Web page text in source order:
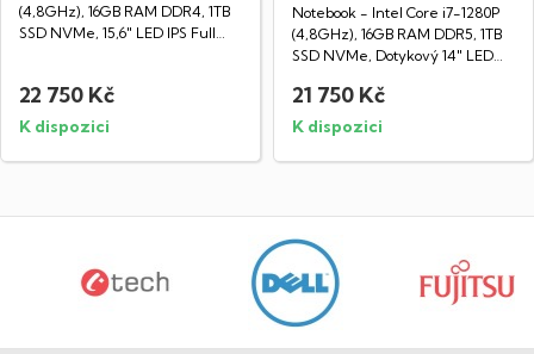
(4,8GHz), 16GB RAM DDR4, 1TB
SSD NVMe, 15,6" LED IPS Full
22 750 Kč
K dispozici
Notebook - Intel Core i7-1280P
(4,8GHz), 16GB RAM DDR5, 1TB
SSD NVMe, Dotykový 14" LED
21 750 Kč
K dispozici